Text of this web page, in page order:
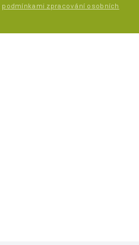
podmínkami zpracování osobních